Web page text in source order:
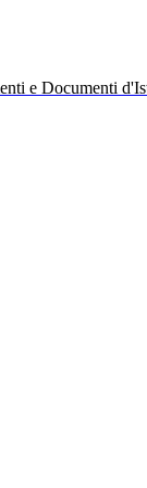
e Documenti